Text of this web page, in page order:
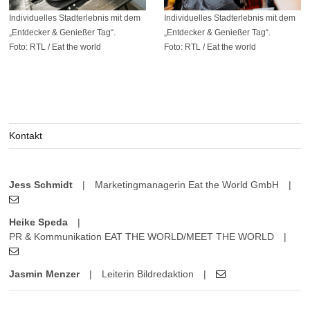
Individuelles Stadterlebnis mit dem
„Entdecker & Genießer Tag“.
Foto: RTL / Eat the world
Individuelles Stadterlebnis mit dem
„Entdecker & Genießer Tag“.
Foto: RTL / Eat the world
Kontakt
Jess Schmidt | Marketingmanagerin Eat the World GmbH |
Heike Speda
|
PR & Kommunikation EAT THE WORLD/MEET THE WORLD
|
Jasmin Menzer | Leiterin Bildredaktion |